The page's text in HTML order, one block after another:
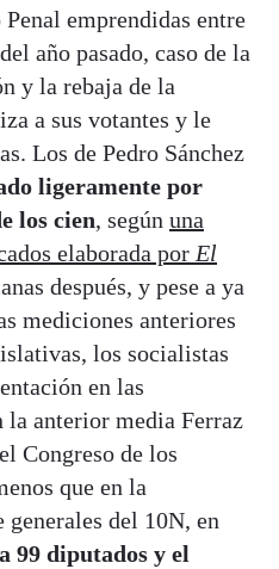
emprendidas entre
año pasado, caso de la
y la rebaja de la
a sus votantes y le
Los de Pedro Sánchez
ligeramente por
los cien, según una
elaborada por El
después, y pese a ya
mediciones anteriores
los socialistas
en las
la anterior media Ferraz
Congreso de los
que en la
del 10N, en
99 diputados y el